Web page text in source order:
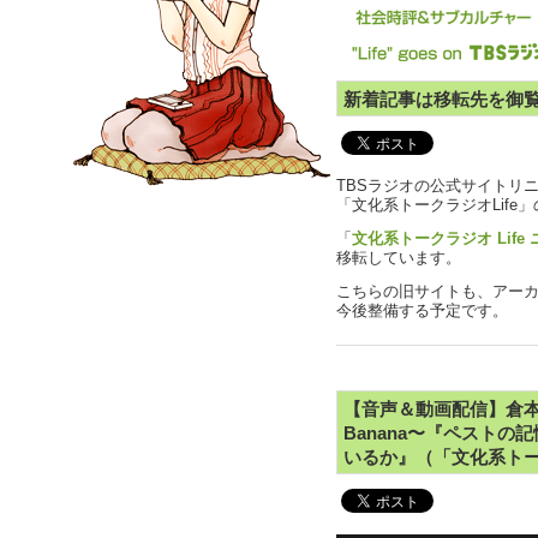
新着記事は移転先を御
TBSラジオの公式サイトリ
「文化系トークラジオLife
「 文化系トークラジオ Life
移転しています。
こちらの旧サイトも、アー
今後整備する予定です。
【音声＆動画配信】倉
Banana〜『ペストの
いるか』（「文化系ト